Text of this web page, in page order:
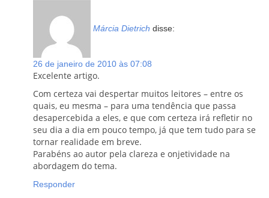
Márcia Dietrich disse:
26 de janeiro de 2010 às 07:08
Excelente artigo.
Com certeza vai despertar muitos leitores – entre os
quais, eu mesma – para uma tendência que passa
desapercebida a eles, e que com certeza irá refletir no
seu dia a dia em pouco tempo, já que tem tudo para se
tornar realidade em breve.
Parabéns ao autor pela clareza e onjetividade na
abordagem do tema.
Responder